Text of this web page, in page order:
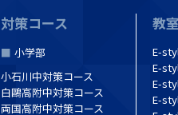
対策コース
小学部
小石川中対策コース
白鷗高附中対策コース
両国高附中対策コース
教
E-
E-
E-
E-